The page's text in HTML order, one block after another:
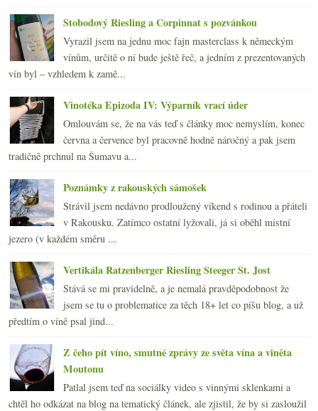
Stobodový Riesling a Corpinnat s pozvánkou
Vyrazil jsem na jednu moc fajn masterclass k německým
vínům, určitě o ní bude ještě řeč, a jedním z prezentovaných
vín byl – vzhledem k zamě...
Vinotéka Epizoda IV: Výparník vrací úder
Omlouvám se, že na vás teď s články moc nemyslím, konec
června a července byl pracovně hodně náročný a pak jsem
tradičně prchnul na Šumavu a...
Poznámky z rakouských sámošek
Strávil jsem nedávno prodloužený víkend s rodinou a přáteli
v Rakousku. Zatímco ostatní lyžovali, já si oběhl místní
jezero (v každém směru ...
Vertikála Ratzenberger Riesling Steeger St. Jost
Stává se mi pravidelně, a je nemalá pravděpodobnost že
jsem se tu o problematice za těch 18+ let co píšu blog, a už
předtím o víně psal jind...
Z čeho pít víno, smutné zprávy ze světa vína a viněta
Moutonu
Patlal jsem teď na sociálky video s vinnými sklenkami a
chtěl ho odkázat na blog na tematický článek, ale zjistil, že by si zasloužil